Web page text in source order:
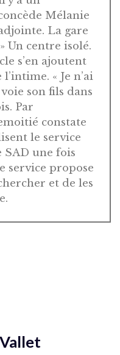
Mélanie
La gare
Un centre isolé.
s’en ajoutent
« Je n’ai
son fils dans
Par
constate
le service
SAD une fois
service propose
et de les